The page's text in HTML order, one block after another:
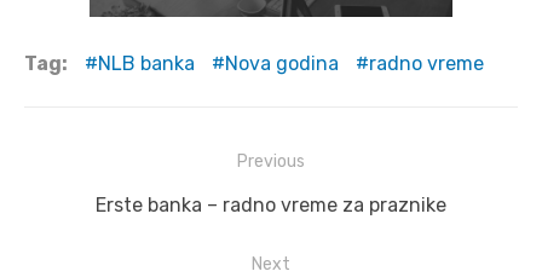
Tag: NLB banka Nova godina radno vreme
navigation
Previous
Previous
Erste banka – radno vreme za praznike
Next